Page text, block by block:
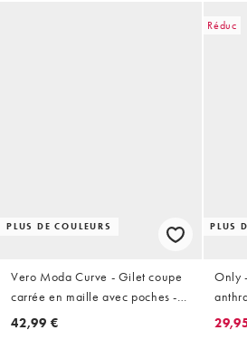
PLUS DE COULEURS
Vero Moda Curve - Gilet coupe
carrée en maille avec poches -
Gris clair chiné
42,99 €
Réduc
PLUS
Only